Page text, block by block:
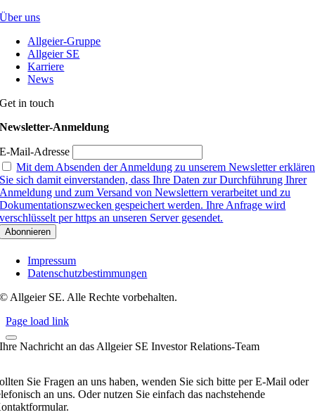
Über uns
Allgeier-Gruppe
Allgeier SE
Karriere
News
Get in touch
Newsletter-Anmeldung
E-Mail-Adresse
Mit dem Absenden der Anmeldung zu unserem Newsletter erklären
Sie sich damit einverstanden, dass Ihre Daten zur Durchführung Ihrer
Anmeldung und zum Versand von Newslettern verarbeitet und zu
Dokumentationszwecken gespeichert werden. Ihre Anfrage wird
verschlüsselt per https an unseren Server gesendet.
Impressum
Datenschutzbestimmungen
© Allgeier SE. Alle Rechte vorbehalten.
Page load link
Ihre Nachricht an das Allgeier SE Investor Relations-Team
Sie Fragen an uns haben, wenden Sie sich bitte per E-Mail oder
an uns. Oder nutzen Sie einfach das nachstehende